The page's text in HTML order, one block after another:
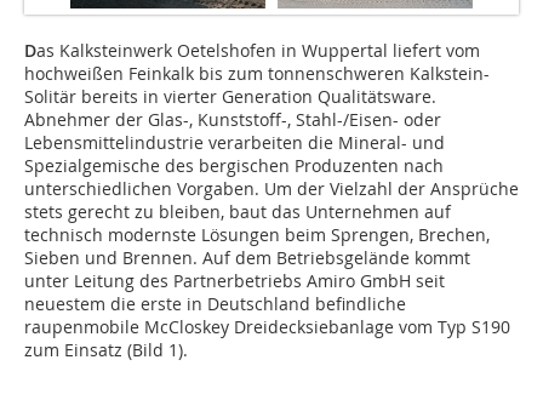
Das Kalksteinwerk Oetelshofen in Wuppertal liefert vom
hochweißen Feinkalk bis zum tonnenschweren Kalkstein-
Solitär bereits in vierter Generation Qualitätsware.
Abnehmer der Glas-, Kunststoff-, Stahl-/Eisen- oder
Lebensmittelindustrie verarbeiten die Mineral- und
Spezialgemische des bergischen Produzenten nach
unterschiedlichen Vorgaben. Um der Vielzahl der Ansprüche
stets gerecht zu bleiben, baut das Unternehmen auf
technisch modernste Lösungen beim Sprengen, Brechen,
Sieben und Brennen. Auf dem Betriebsgelände kommt
unter Leitung des Partnerbetriebs Amiro GmbH seit
neuestem die erste in Deutschland befindliche
raupenmobile McCloskey Dreidecksiebanlage vom Typ S190
zum Einsatz (Bild 1).